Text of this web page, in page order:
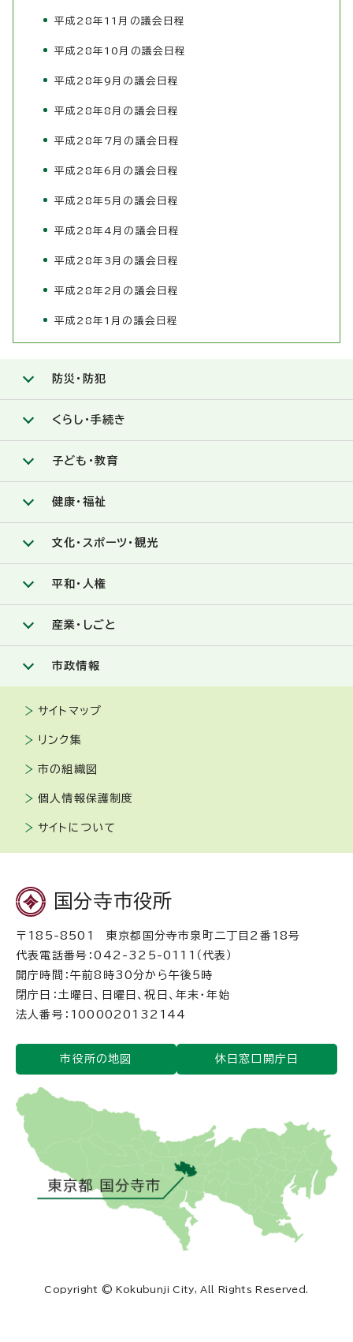
平成28年11月の議会日程
平成28年10月の議会日程
平成28年9月の議会日程
平成28年8月の議会日程
平成28年7月の議会日程
平成28年6月の議会日程
平成28年5月の議会日程
平成28年4月の議会日程
平成28年3月の議会日程
平成28年2月の議会日程
平成28年1月の議会日程
防災・防犯
くらし・手続き
子ども・教育
健康・福祉
文化・スポーツ・観光
平和・人権
産業・しごと
市政情報
サイトマップ
リンク集
市の組織図
個人情報保護制度
サイトについて
国分寺市役所
〒185-8501 東京都国分寺市泉町二丁目2番18号
代表電話番号：042-325-0111（代表）
開庁時間：午前8時30分から午後5時
閉庁日：土曜日、日曜日、祝日、年末・年始
法人番号：1000020132144
市役所の地図 休日窓口開庁日
Copyright © Kokubunji City, All Rights Reserved.